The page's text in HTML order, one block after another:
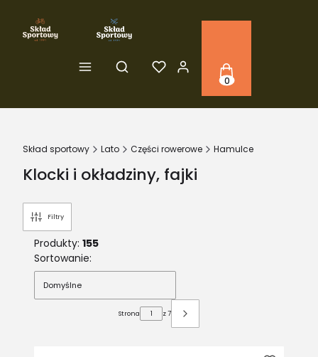
Otwórz wyszukiwarkę Produkty w koszyku:
Skład sportowy Lato Części rowerowe Hamulce
Klocki i okładziny, fajki
Filtry
Produkty: 155
Lista produktów
Sortowanie:
Domyślne
Strona z 7 Następne produkty